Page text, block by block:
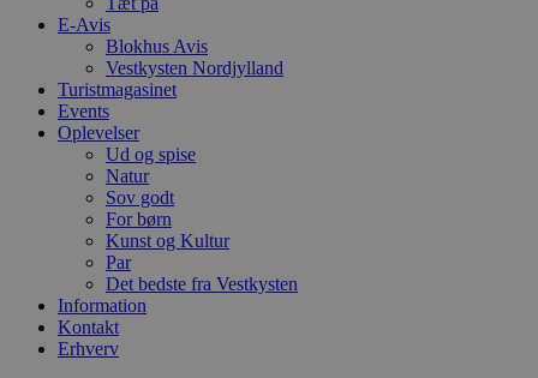
E-Avis
Blokhus Avis
Vestkysten Nordjylland
Turistmagasinet
Events
Oplevelser
Ud og spise
Natur
Sov godt
For børn
Kunst og Kultur
Par
Det bedste fra Vestkysten
Information
Kontakt
Erhverv